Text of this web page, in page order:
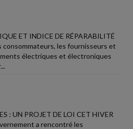
ET INDICE DE RÉPARABILITÉ
consommateurs, les fournisseurs et
électriques et électroniques
: UN PROJET DE LOI CET HIVER
a rencontré les